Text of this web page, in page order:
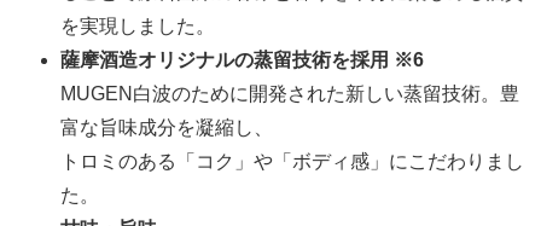
を実現しました。
薩摩酒造オリジナルの蒸留技術を採用 ※6
MUGEN白波のために開発された新しい蒸留技術。豊
富な旨味成分を凝縮し、
トロミのある「コク」や「ボディ感」にこだわりまし
た。